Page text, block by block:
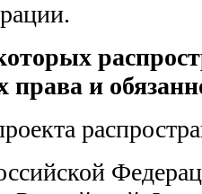
права и